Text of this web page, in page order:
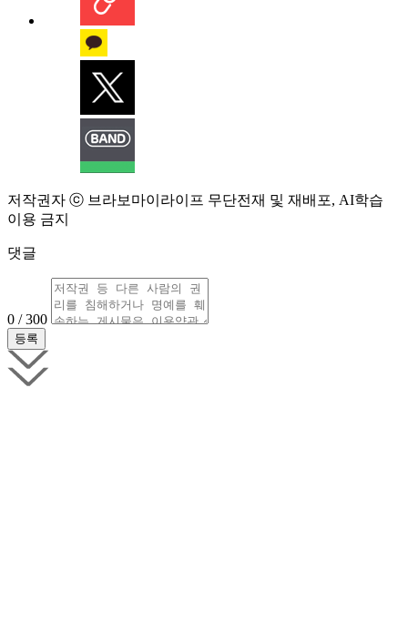
저작권자 ⓒ 브라보마이라이프 무단전재 및 재배포, AI학습
이용 금지
댓글
0 / 300